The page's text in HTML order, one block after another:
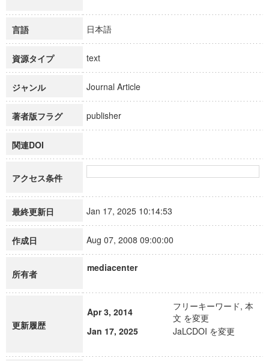
言語 日本語
資源タイプ text
ジャンル Journal Article
著者版フラグ publisher
関連DOI
アクセス条件
最終更新日 Jan 17, 2025 10:14:53
作成日 Aug 07, 2008 09:00:00
所有者
mediacenter
更新履歴
Apr 3, 2014
フリーキーワード, 本
文 を変更
Jan 17, 2025
JaLCDOI を変更